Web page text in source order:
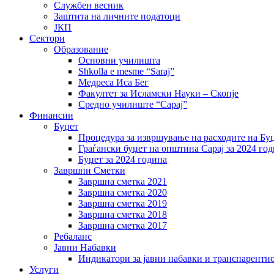
Службен весник
Заштита на личните податоци
ЈКП
Сектори
Образование
Основни училишта
Shkolla e mesme “Saraj”
Медреса Иса Бег
Факултет за Исламски Науки – Скопје
Средно училиште “Сарај”
Финансии
Буџет
Процедура за извршување на расходите на
Граѓански буџет на општина Сарај за 2024
Буџет за 2024 година
Завршни Сметки
Завршна сметка 2021
Завршна сметка 2020
Завршна сметка 2019
Завршна сметка 2018
Завршна сметка 2017
Ребаланс
Јавни Набавки
Индикатори за јавни набавки и
Услуги